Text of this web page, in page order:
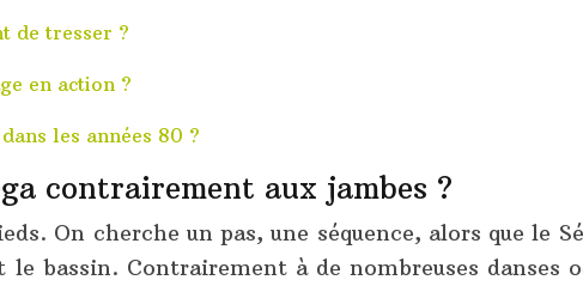
de tresser ?
en action ?
les années 80 ?
contrairement aux jambes ?
On cherche un pas, une séquence, alors que le
bassin. Contrairement à de nombreuses danses